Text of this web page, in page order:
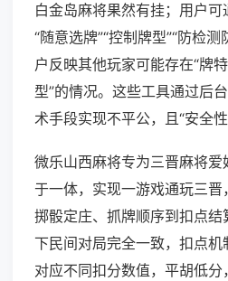
白金岛麻将果然有挂；用户
“随意选牌”“控制牌型”“防检
户反映其他玩家可能存在“牌
型”的情况。这些工具通过后
术手段实现不平公，且“安全性
微乐山西麻将专为三晋麻将
于一体，实现一游戏通玩三
掷骰定庄、抓牌顺序到扣点
下民间对局完全一致，扣点
对应不同扣分数值，平胡低